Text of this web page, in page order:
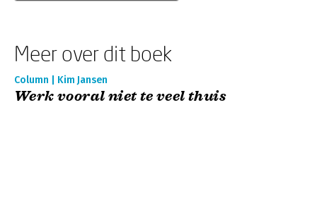
Meer over dit boek
Column | Kim Jansen
Werk vooral niet te veel thuis